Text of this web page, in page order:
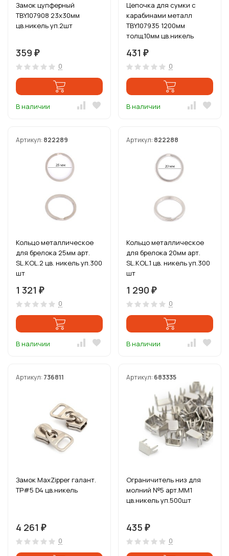
Замок цупферный
TBY.107908 23х30мм
цв.никель уп.2шт
359 ₽
0
В наличии
Цепочка для сумки с
карабинами металл
TBY.107935 1200мм
толщ.10мм цв.никель
431 ₽
0
В наличии
Артикул: 822289
Кольцо металлическое
для брелока 25мм арт.
SL.KOL.2 цв. никель уп.300
шт
1 321 ₽
0
В наличии
Артикул: 822288
Кольцо металлическое
для брелока 20мм арт.
SL.KOL.1 цв. никель уп.300
шт
1 290 ₽
0
В наличии
Артикул: 736811
Замок MaxZipper галант.
ТР#5 D4 цв.никель
4 261 ₽
0
Артикул: 683335
Ограничитель низ для
молний №5 арт.ММ1
цв.никель уп.500шт
435 ₽
0